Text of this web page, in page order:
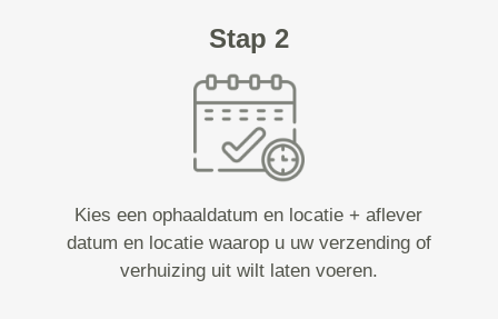
Stap 2
Kies een ophaaldatum en locatie + aflever
datum en locatie waarop u uw verzending of
verhuizing uit wilt laten voeren.